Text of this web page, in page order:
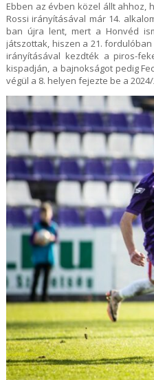
Ebben az évben közel állt ahhoz,
Rossi irányításával már 14.
ban újra lent, mert a Honvéd
játszottak, hiszen a 21.
irányításával kezdték a piros-
kispadján, a bajnokságot pedig
végül a 8. helyen fejezte be a